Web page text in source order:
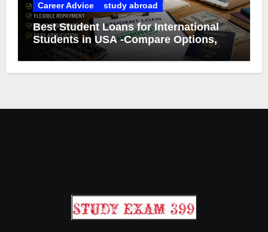
Career Advice study abroad
Best Student Loans for International
Students in USA -Compare Options,
Eligibility & Smart Borrowing Tips